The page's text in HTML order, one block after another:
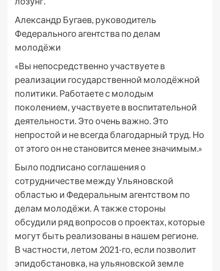
Александр Бугаев, руководитель
Федерального агентства по делам
молодёжи
«Вы непосредственно участвуете в
реализации государственной молодёжной
политики. Работаете с молодым
поколением, участвуете в воспитательной
деятельности. Это очень важно. Это
непростой и не всегда благодарный труд. Но
от этого он не становится менее значимым.»
Было подписано соглашения о
сотрудничестве между Ульяновской
областью и Федеральным агентством по
делам молодёжи. А также стороны
обсудили ряд вопросов о проектах, которые
могут быть реализованы в нашем регионе.
В частности, летом 2021-го, если позволит
эпидобстановка, на ульяновской земле